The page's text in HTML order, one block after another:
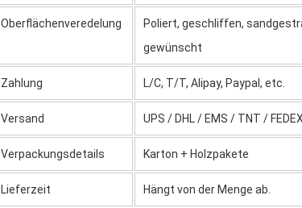
Oberflächenveredelung
Poliert, geschliffen,
gewünscht
Zahlung L/C, T/T, Alipay, Paypal, etc.
Versand UPS / DHL / EMS / TNT /
Verpackungsdetails Karton + Holzpakete
Lieferzeit Hängt von der Menge ab.